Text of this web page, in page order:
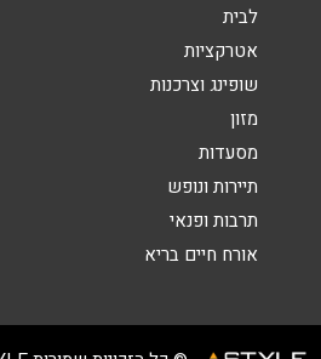
לבית
אטרקציות
שופינג וצרכנות
מזון
מסעדות
תיירות ונופש
תרבות ופנאי
אורח חיים בריא